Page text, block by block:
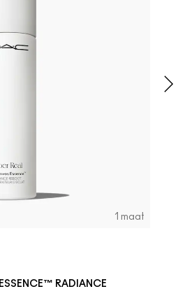
1 maat
RADIANCE